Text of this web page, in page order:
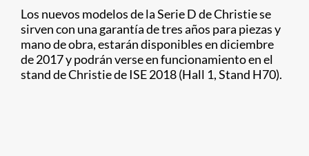
Los nuevos modelos de la Serie D de Christie se
sirven con una garantía de tres años para piezas y
mano de obra, estarán disponibles en diciembre
de 2017 y podrán verse en funcionamiento en el
stand de Christie de ISE 2018 (Hall 1, Stand H70).​​